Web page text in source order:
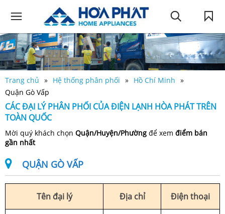
Trang chủ Hệ thống phân phối
Hồ Chí Minh
Quận Gò Vấp
CÁC ĐẠI LÝ PHÂN PHỐI CỦA ĐIỆN LẠNH HÒA PHÁT TRÊN
TOÀN QUỐC
Mời quý khách chọn Quận/Huyện/Phường để xem điểm bán
gần nhất
QUẬN GÒ VẤP
Tên đại lý Địa chỉ Điện thoại